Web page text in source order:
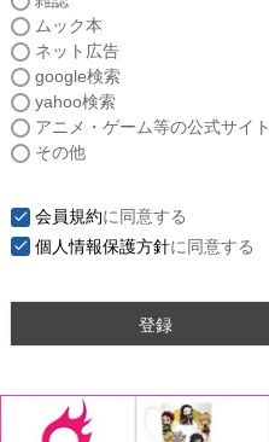
ムック本
ネット広告
google検索
yahoo検索
アニメ・ゲーム等の公式サイト
その他
会員規約に同意する
個人情報保護方針に同意する
登録